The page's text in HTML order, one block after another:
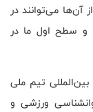
می‌توانند در
و سطح اول ما در
تیم ملی
ورزشی و